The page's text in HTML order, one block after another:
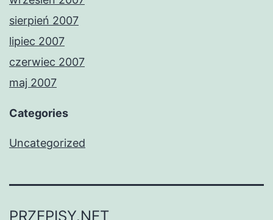
sierpień 2007
lipiec 2007
czerwiec 2007
maj 2007
Categories
Uncategorized
PRZEPISY.NET